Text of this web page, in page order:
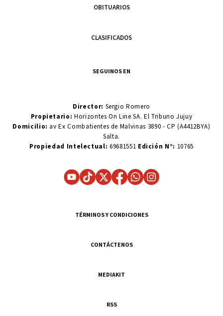
OBITUARIOS
CLASIFICADOS
SEGUINOS EN
Director: Sergio Romero
Propietario:Horizontes On Line SA. El Tribuno Jujuy
Domicilio: av Ex Combatientes de Malvinas 3890 - CP (A4412BYA)
Salta.
Propiedad Intelectual: 69681551 Edición N°: 10765
TÉRMINOS Y CONDICIONES
CONTÁCTENOS
MEDIAKIT
RSS